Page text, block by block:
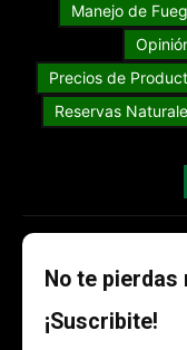
Manejo de
Precios de
Reservas
No te
¡Suscribite!